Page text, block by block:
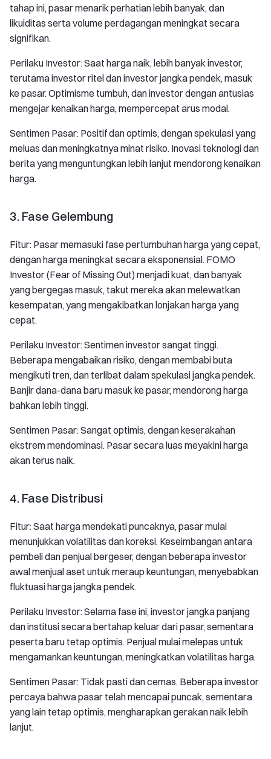
tahap ini, pasar menarik perhatian lebih banyak, dan
likuiditas serta volume perdagangan meningkat secara
signifikan.
Perilaku Investor: Saat harga naik, lebih banyak investor,
terutama investor ritel dan investor jangka pendek, masuk
ke pasar. Optimisme tumbuh, dan investor dengan antusias
mengejar kenaikan harga, mempercepat arus modal.
Sentimen Pasar: Positif dan optimis, dengan spekulasi yang
meluas dan meningkatnya minat risiko. Inovasi teknologi dan
berita yang menguntungkan lebih lanjut mendorong kenaikan
harga.
3. Fase Gelembung
Fitur: Pasar memasuki fase pertumbuhan harga yang cepat,
dengan harga meningkat secara eksponensial. FOMO
Investor (Fear of Missing Out) menjadi kuat, dan banyak
yang bergegas masuk, takut mereka akan melewatkan
kesempatan, yang mengakibatkan lonjakan harga yang
cepat.
Perilaku Investor: Sentimen investor sangat tinggi.
Beberapa mengabaikan risiko, dengan membabi buta
mengikuti tren, dan terlibat dalam spekulasi jangka pendek.
Banjir dana-dana baru masuk ke pasar, mendorong harga
bahkan lebih tinggi.
Sentimen Pasar: Sangat optimis, dengan keserakahan
ekstrem mendominasi. Pasar secara luas meyakini harga
akan terus naik.
4. Fase Distribusi
Fitur: Saat harga mendekati puncaknya, pasar mulai
menunjukkan volatilitas dan koreksi. Keseimbangan antara
pembeli dan penjual bergeser, dengan beberapa investor
awal menjual aset untuk meraup keuntungan, menyebabkan
fluktuasi harga jangka pendek.
Perilaku Investor: Selama fase ini, investor jangka panjang
dan institusi secara bertahap keluar dari pasar, sementara
peserta baru tetap optimis. Penjual mulai melepas untuk
mengamankan keuntungan, meningkatkan volatilitas harga.
Sentimen Pasar: Tidak pasti dan cemas. Beberapa investor
percaya bahwa pasar telah mencapai puncak, sementara
yang lain tetap optimis, mengharapkan gerakan naik lebih
lanjut.